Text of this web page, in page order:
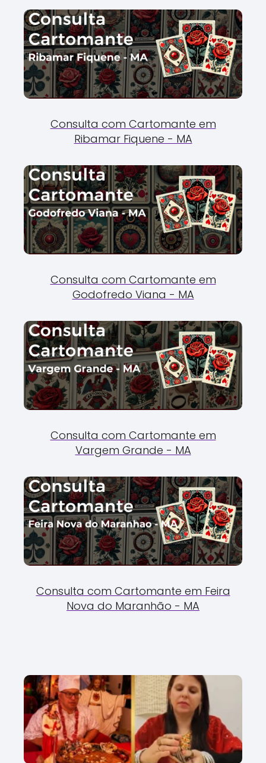
Consulta com Cartomante em
Ribamar Fiquene - MA
Consulta com Cartomante em
Godofredo Viana - MA
Consulta com Cartomante em
Vargem Grande - MA
Consulta com Cartomante em Feira
Nova do Maranhão - MA